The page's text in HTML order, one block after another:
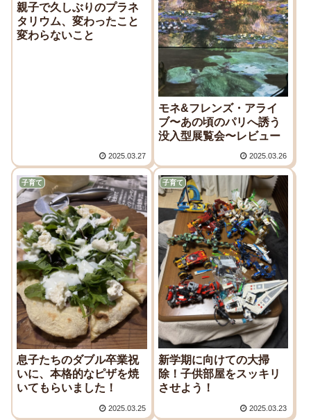
親子で久しぶりのプラネ
タリウム、変わったこと
変わらないこと
2025.03.27
モネ&フレンズ・アライ
ブ〜あの頃のパリへ誘う
没入型展覧会〜レビュー
2025.03.26
子育て
息子たちのダブル卒業祝
いに、本格的なピザを焼
いてもらいました！
2025.03.25
子育て
新学期に向けての大掃
除！子供部屋をスッキリ
させよう！
2025.03.23